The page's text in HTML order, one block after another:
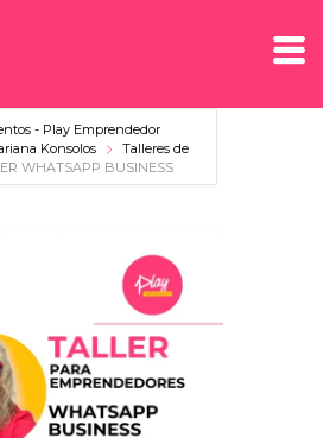
- Play Emprendedor
Konsolos
Talleres de
WHATSAPP BUSINESS